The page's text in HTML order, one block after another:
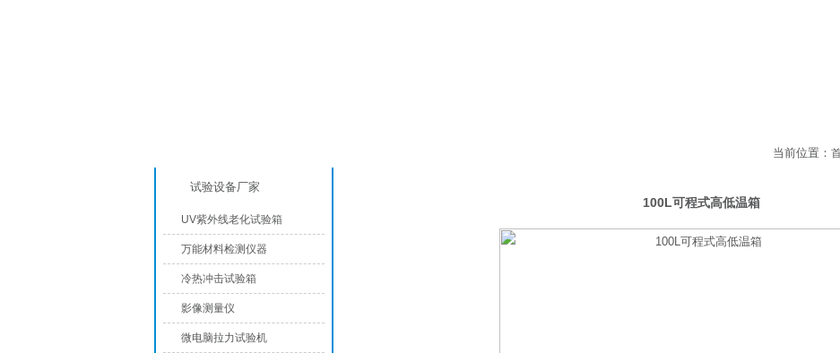
当前位置：
100L可程式高低温箱
试验设备厂家
UV紫外线老化试验箱
万能材料检测仪器
冷热冲击试验箱
影像测量仪
微电脑拉力试验机